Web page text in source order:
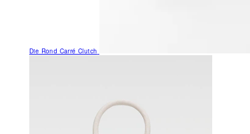
Die Rond Carré Clutch